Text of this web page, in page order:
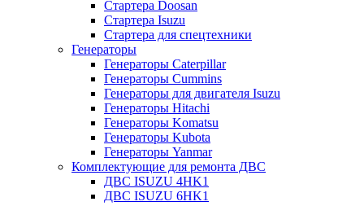
Стартера Doosan
Стартера Isuzu
Стартера для спецтехники
Генераторы
Генераторы Caterpillar
Генераторы Cummins
Генераторы для двигателя Isuzu
Генераторы Hitachi
Генераторы Komatsu
Генераторы Kubota
Генераторы Yanmar
Комплектующие для ремонта ДВС
ДВС ISUZU 4HK1
ДВС ISUZU 6HK1